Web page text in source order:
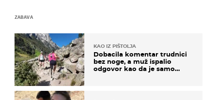
ZABAVA
KAO IZ PIŠTOLJA
Dobacila komentar trudnici
bez noge, a muž ispalio
odgovor kao da je samo